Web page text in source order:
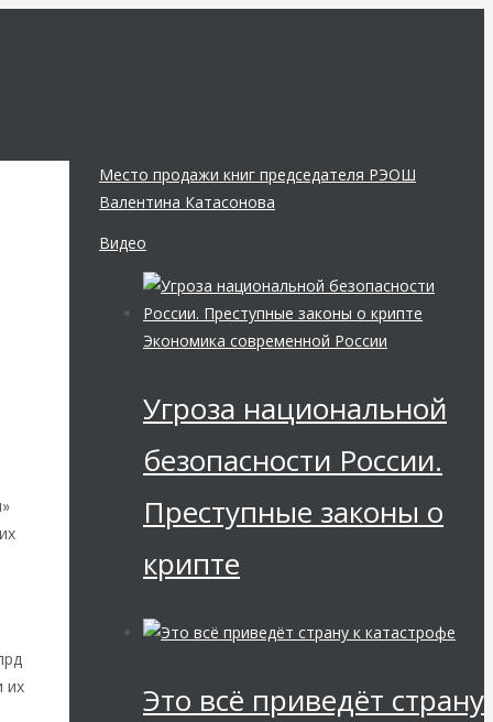
их
Место продажи книг председателя РЭОШ
Валентина Катасонова
Видео
Экономика современной России
Угроза национальной
безопасности России.
Преступные законы о
крипте
Это всё приведёт страну